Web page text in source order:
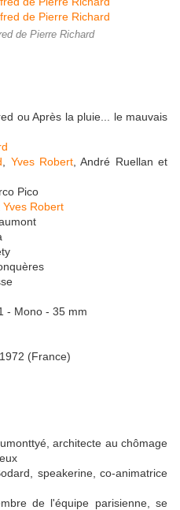
de Pierre Richard
ou Après la pluie... le mauvais
, Yves Robert, André Ruellan et
Pico
Yves Robert
- Mono - 35 mm
(France)
architecte au chômage
speakerine, co-animatrice
de l'équipe parisienne, se